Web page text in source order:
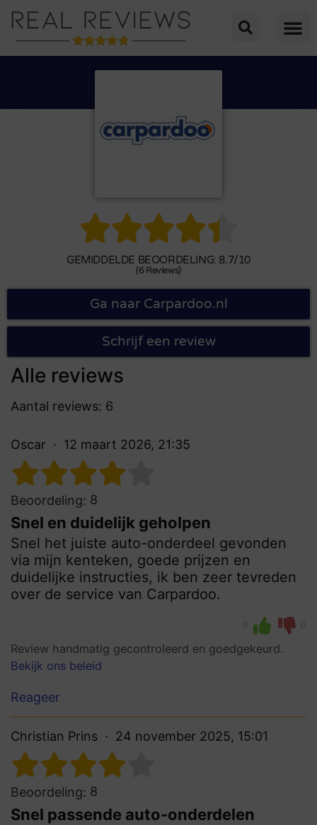

GEMIDDELDE BEOORDELING: 8.7/10
(6 Reviews)
Ga naar Carpardoo.nl
Schrijf een review
Alle reviews
Aantal reviews: 6
Oscar 12 maart 2026, 21:35
Beoordeling: 8
Snel en duidelijk geholpen
Snel het juiste auto-onderdeel gevonden
via mijn kenteken, goede prijzen en
duidelijke instructies, ik ben zeer tevreden
over de service van Carpardoo.
0 0
Review handmatig gecontroleerd en goedgekeurd.
Bekijk ons beleid
Reageer
Christian Prins 24 november 2025, 15:01
Beoordeling: 8
Snel passende auto-onderdelen